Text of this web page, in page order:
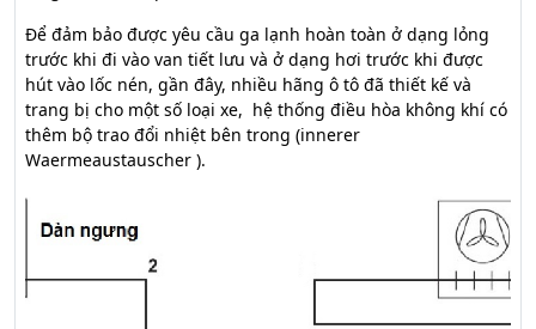
Để đảm bảo được yêu cầu ga lạnh hoàn toàn ở dạng lỏng
trước khi đi vào van tiết lưu và ở dạng hơi trước khi được
hút vào lốc nén, gần đây, nhiều hãng ô tô đã thiết kế và
trang bị cho một số loại xe, hệ thống điều hòa không khí có
thêm bộ trao đổi nhiệt bên trong (innerer
Waermeaustauscher ).